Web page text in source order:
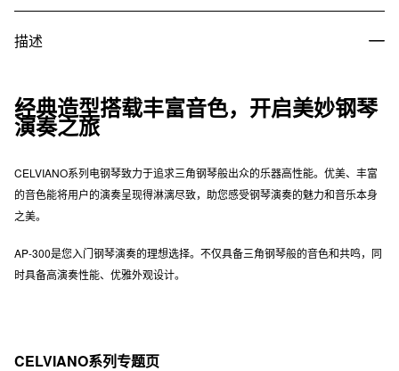
描述
经典造型搭载丰富音色，开启美妙钢琴
演奏之旅
CELVIANO系列电钢琴致力于追求三角钢琴般出众的乐器高性能。优美、丰富
的音色能将用户的演奏呈现得淋漓尽致，助您感受钢琴演奏的魅力和音乐本身
之美。
AP-300是您入门钢琴演奏的理想选择。不仅具备三角钢琴般的音色和共鸣，同
时具备高演奏性能、优雅外观设计。
CELVIANO系列专题页